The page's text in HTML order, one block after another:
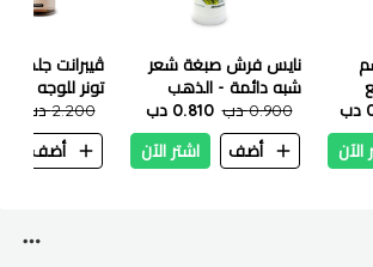
3 مع
الآن
نايس فرش صبغة شعر
شبه دائمة - الذهب
الاصفر 200 مل
0.900 دب
0.810 دب
أضف
اشتر الآن
ڤيبرانت جلمور
تونر للوجه ١٠٠ ملي
2.200 دب
أضف